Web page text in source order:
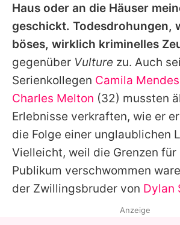
Haus oder an die Häuser
geschickt. Todesdrohungen,
böses, wirklich kriminelles
gegenüber Vulture zu. Auch
Serienkollegen Camila Mendes
Charles Melton (32) mussten
Erlebnisse verkraften, wie er
die Folge einer unglaublichen
Vielleicht, weil die Grenzen für
Publikum verschwommen
der Zwillingsbruder von Dylan
Anzeige